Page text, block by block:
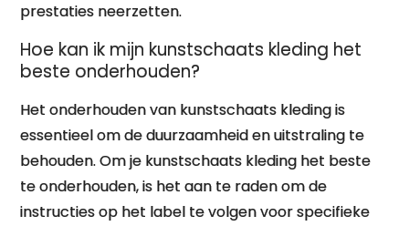
prestaties neerzetten.
Hoe kan ik mijn kunstschaats kleding het
beste onderhouden?
Het onderhouden van kunstschaats kleding is
essentieel om de duurzaamheid en uitstraling te
behouden. Om je kunstschaats kleding het beste
te onderhouden, is het aan te raden om de
instructies op het label te volgen voor specifieke